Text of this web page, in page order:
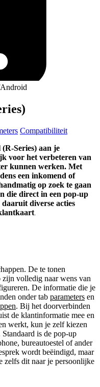
Compatibiliteit
Series) aan je
voor het verbeteren van
kunnen werken. Met
een inkomend of
op zoek te gaan
die direct in een pop-up
diverse acties
.
De te tonen
volledig naar wens van
De informatie die je
onder tab parameters en
. Bij het doorverbinden
de klantinformatie mee en
werkt, kun je zelf kiezen
is de pop-up
bureautoestel of ander
wordt beëindigd, maar
zelfs dit naar je persoonlijke